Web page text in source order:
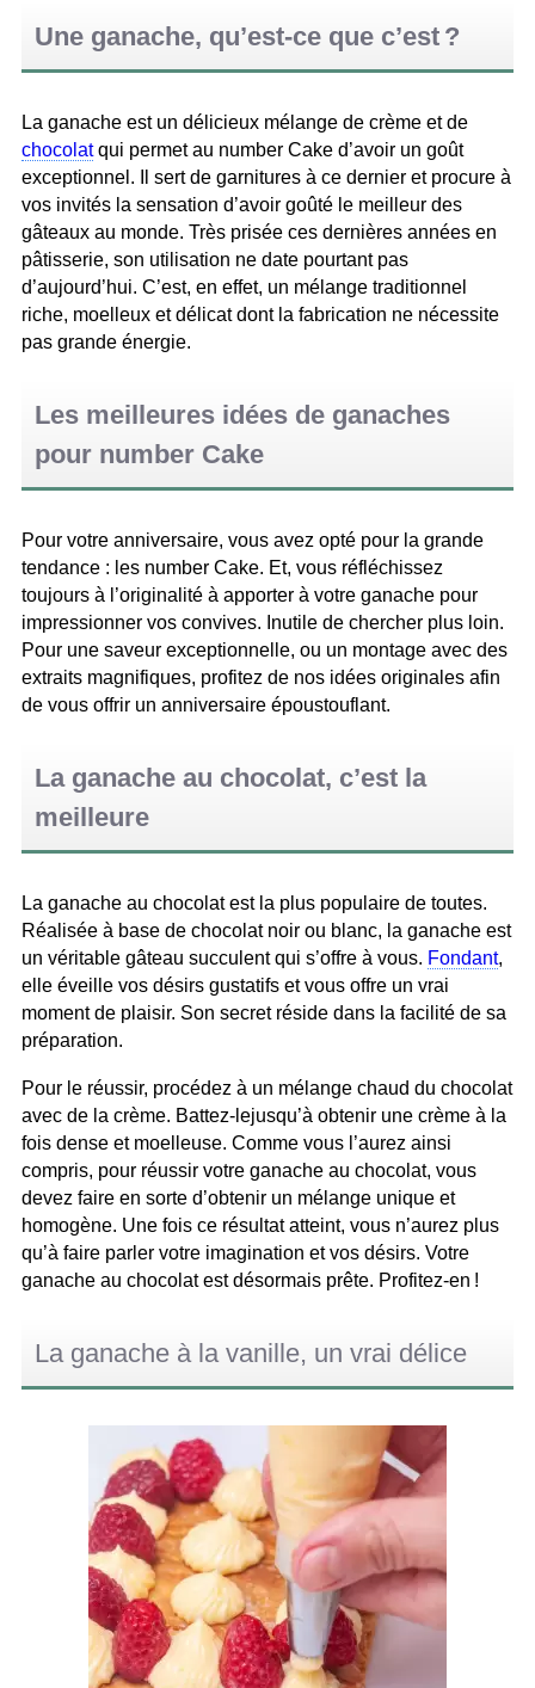
Une ganache, qu’est-ce que c’est ?
La ganache est un délicieux mélange de crème et de
chocolatqui permet au number Cake d’avoir un goût
exceptionnel. Il sert de garnitures à ce dernier et procure à
vos invités la sensation d’avoir goûté le meilleur des
gâteaux au monde. Très prisée ces dernières années en
pâtisserie, son utilisation ne date pourtant pas
d’aujourd’hui. C’est, en effet, un mélange traditionnel
riche, moelleux et délicat dont la fabrication ne nécessite
pas grande énergie.
Les meilleures idées de ganaches
pour number Cake
Pour votre anniversaire, vous avez opté pour la grande
tendance : les number Cake. Et, vous réfléchissez
toujours à l’originalité à apporter à votre ganache pour
impressionner vos convives. Inutile de chercher plus loin.
Pour une saveur exceptionnelle, ou un montage avec des
extraits magnifiques, profitez de nos idées originales afin
de vous offrir un anniversaire époustouflant.
La ganache au chocolat, c’est la
meilleure
La ganache au chocolat est la plus populaire de toutes.
Réalisée à base de chocolat noir ou blanc, la ganache est
un véritable gâteau succulent qui s’offre à vous. Fondant,
elle éveille vos désirs gustatifs et vous offre un vrai
moment de plaisir. Son secret réside dans la facilité de sa
préparation.
Pour le réussir, procédez à un mélange chaud du chocolat
avec de la crème. Battez-lejusqu’à obtenir une crème à la
fois dense et moelleuse. Comme vous l’aurez ainsi
compris, pour réussir votre ganache au chocolat, vous
devez faire en sorte d’obtenir un mélange unique et
homogène. Une fois ce résultat atteint, vous n’aurez plus
qu’à faire parler votre imagination et vos désirs. Votre
ganache au chocolat est désormais prête. Profitez-en !
La ganache à la vanille, un vrai délice